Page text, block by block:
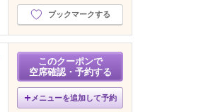
ブックマークする
このクーポンで
空席確認・予約する
メニューを追加して予約